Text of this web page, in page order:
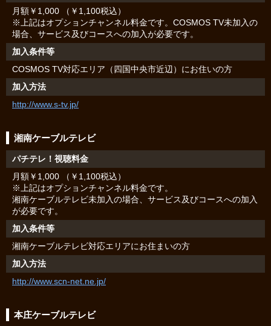
月額￥1,000 （￥1,100税込）
※上記はオプションチャンネル料金です。COSMOS TV未加入の
場合、サービス及びコースへの加入が必要です。
加入条件等
COSMOS TV対応エリア（四国中央市近辺）にお住いの方
加入方法
http://www.s-tv.jp/
湘南ケーブルテレビ
パチテレ！視聴料金
月額￥1,000 （￥1,100税込）
※上記はオプションチャンネル料金です。
湘南ケーブルテレビ未加入の場合、サービス及びコースへの加入
が必要です。
加入条件等
湘南ケーブルテレビ対応エリアにお住まいの方
加入方法
http://www.scn-net.ne.jp/
本庄ケーブルテレビ